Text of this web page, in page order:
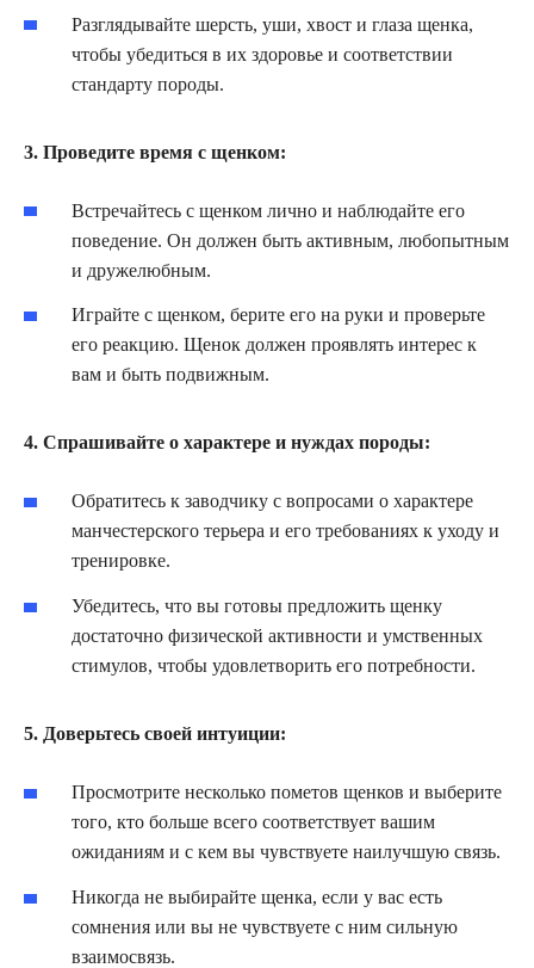
Разглядывайте шерсть, уши, хвост и глаза щенка,
чтобы убедиться в их здоровье и соответствии
стандарту породы.
3. Проведите время с щенком:
Встречайтесь с щенком лично и наблюдайте его
поведение. Он должен быть активным, любопытным
и дружелюбным.
Играйте с щенком, берите его на руки и проверьте
его реакцию. Щенок должен проявлять интерес к
вам и быть подвижным.
4. Спрашивайте о характере и нуждах породы:
Обратитесь к заводчику с вопросами о характере
манчестерского терьера и его требованиях к уходу и
тренировке.
Убедитесь, что вы готовы предложить щенку
достаточно физической активности и умственных
стимулов, чтобы удовлетворить его потребности.
5. Доверьтесь своей интуиции:
Просмотрите несколько пометов щенков и выберите
того, кто больше всего соответствует вашим
ожиданиям и с кем вы чувствуете наилучшую связь.
Никогда не выбирайте щенка, если у вас есть
сомнения или вы не чувствуете с ним сильную
взаимосвязь.